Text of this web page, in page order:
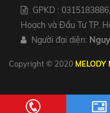
GPKD :
Hoạch và Đầu Tư TP.
Người đại diện:
Copyright © 2020 MELODY